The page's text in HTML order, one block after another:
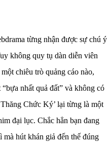
từng nhận được sự chú ý
không quy tụ dàn diễn viên
chiêu trò quảng cáo nào,
nhất quả đất” và không có
Chức Ký’ lại từng là một
đại lục. Chắc hẳn bạn đang
hút khán giả đến thế đúng